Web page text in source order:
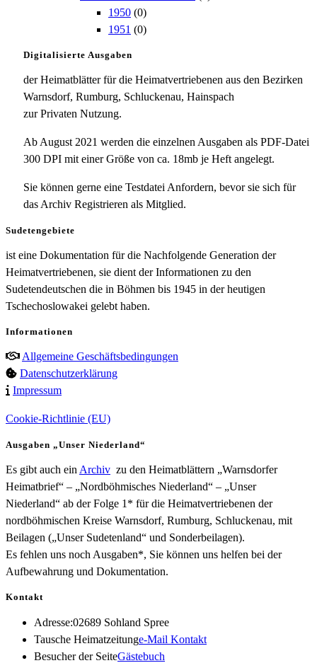
1950 (0)
1951 (0)
Digitalisierte Ausgaben
der Heimatblätter für die Heimatvertriebenen aus den Bezirken
Warnsdorf, Rumburg, Schluckenau, Hainspach
zur Privaten Nutzung.
Ab August 2021 werden die einzelnen Ausgaben als PDF-Datei
300 DPI mit einer Größe von ca. 18mb je Heft angelegt.
Sie können gerne eine Testdatei Anfordern, bevor sie sich für
das Archiv Registrieren als Mitglied.
Sudetengebiete
ist eine Dokumentation für die Nachfolgende Generation der
Heimatvertriebenen, sie dient der Informationen zu den
Sudetendeutschen die in Böhmen bis 1945 in der heutigen
Tschechoslowakei gelebt haben.
Informationen
Allgemeine Geschäftsbedingungen
Datenschutzerklärung
Impressum
Cookie-Richtlinie (EU)
Ausgaben „Unser Niederland“
Es gibt auch ein Archiv zu den Heimatblättern „Warnsdorfer
Heimatbrief“ – „Nordböhmisches Niederland“ – „Unser
Niederland“ ab der Folge 1* für die Heimatvertriebenen der
nordböhmischen Kreise Warnsdorf, Rumburg, Schluckenau, mit
Beilagen („Unser Sudetenland“ und Sonderbeilagen).
Es fehlen uns noch Ausgaben*, Sie können uns helfen bei der
Aufbewahrung und Dokumentation.
Kontakt
Adresse:02689 Sohland Spree
Tausche Heimatzeitunge-Mail KontaktOpens
Besucher der SeiteGästebuch